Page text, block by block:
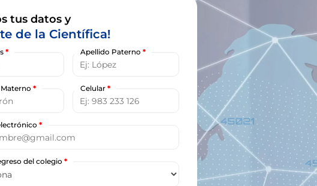
tus datos y
de la Científica!
* Apellido Paterno*
* Celular*
*
del colegio*